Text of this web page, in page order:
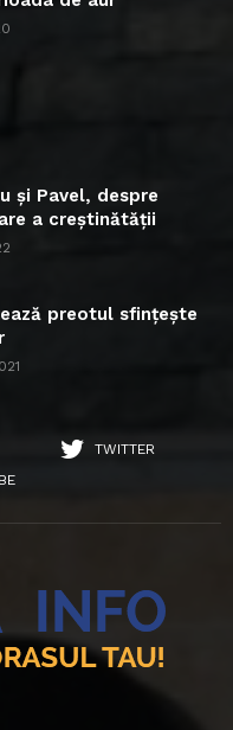
și Pavel, despre
a creștinătății
preotul sfințește
TWITTER